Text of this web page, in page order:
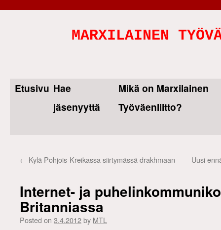
MARXILAINEN
Skip
Etusivu Hae
jäsenyyttä
Mikä on Marxilainen
Työväenliitto?
← Kylä Pohjois-Kreikassa siirtymässä drakhmaan Uusi
Internet- ja
Britanniassa
Posted on 3.4.2012by MTL